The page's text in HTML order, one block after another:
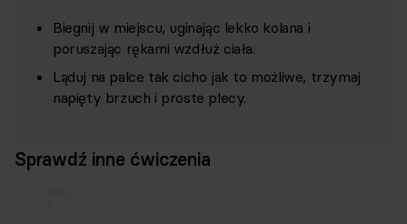
Biegnij w miejscu, uginając lekko kolana i
poruszając rękami wzdłuż ciała.
Ląduj na palce tak cicho jak to możliwe, trzymaj
napięty brzuch i proste plecy.
Sprawdź inne ćwiczenia